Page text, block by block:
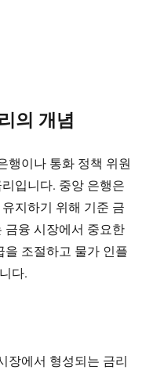
의 개념
행이나 통화 정책 위원
입니다. 중앙 은행은
지하기 위해 기준 금
금융 시장에서 중요한
조절하고 물가 인플
다.
장에서 형성되는 금리